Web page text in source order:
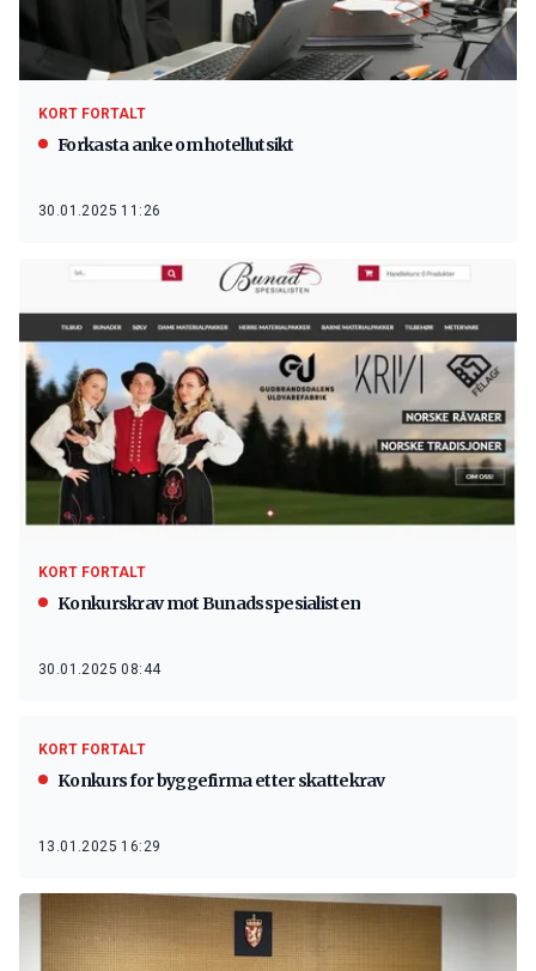
KORT FORTALT
Forkasta anke om hotellutsikt
30.01.2025 11:26
KORT FORTALT
Konkurskrav mot Bunadsspesialisten
30.01.2025 08:44
KORT FORTALT
Konkurs for byggefirma etter skattekrav
13.01.2025 16:29